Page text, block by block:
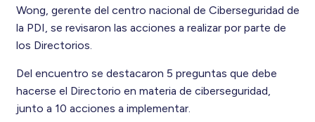
Wong, gerente del centro nacional de Ciberseguridad de
la PDI, se revisaron las acciones a realizar por parte de
los Directorios.
Del encuentro se destacaron 5 preguntas que debe
hacerse el Directorio en materia de ciberseguridad,
junto a 10 acciones a implementar.